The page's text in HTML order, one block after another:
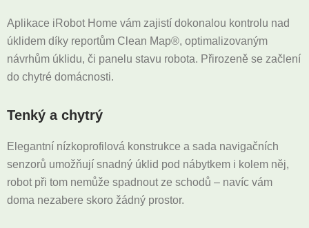
Aplikace iRobot Home vám zajistí dokonalou kontrolu nad
úklidem díky reportům Clean Map®, optimalizovaným
návrhům úklidu, či panelu stavu robota. Přirozeně se začlení
do chytré domácnosti.
Tenký a chytrý
Elegantní nízkoprofilová konstrukce a sada navigačních
senzorů umožňují snadný úklid pod nábytkem i kolem něj,
robot při tom nemůže spadnout ze schodů – navíc vám
doma nezabere skoro žádný prostor.